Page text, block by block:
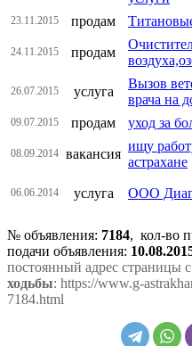
23.11.2015 продам
24.11.2015 продам
26.07.2015 услуга
Вызов
врача на
09.07.2015 продам уход за
08.09.2014 вакансия
ищу
астрахане
06.06.2014 услуга ООО
№ объявления: 7184, кол-во
подачи объявления:
постоянный адрес страницы
ходьбы: https://www.g-
7184.html